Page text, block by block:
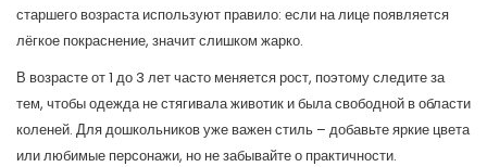
старшего возраста используют правило: если на лице появляется
лёгкое покраснение, значит слишком жарко.
В возрасте от 1 до 3 лет часто меняется рост, поэтому следите за
тем, чтобы одежда не стягивала животик и была свободной в области
коленей. Для дошкольников уже важен стиль – добавьте яркие цвета
или любимые персонажи, но не забывайте о практичности.